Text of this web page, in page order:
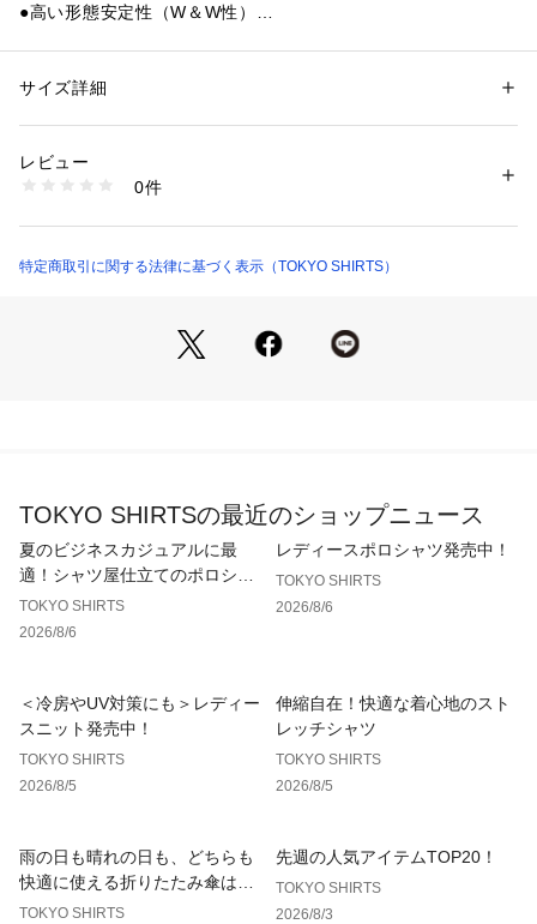
●高い形態安定性（W＆W性）
●上質な着心地
長時間着用するビジネスシーンでもきちんと感をキープ
●接触冷感
※濃色生地は色落ち・移染が発生する場合があるため、お洗濯
胸ポケット（左胸）付き（ホームベース型）
背タック・背ダーツなし
前立：裏前立仕様
【BRICK HOUSE by Tokyo Shirts/ブリックハウス バイ トウ
業界トップ水準を誇るノーアイロンの形態安定加工は自宅で洗
濯可能でお手入れ簡単！高度な縫製技術を用いた高付加価値シ
ャツでありながら選ぶことを気軽に楽しめます。
ベーシックから多様なデザインまで幅広いバリエーションで豊
富なサイズ展開で、ディテールの隅々にまで織り込んで一枚一
性別：メンズ
素材：綿100%  / 形態安定加工
商品番号：
BM01K301AA46B4V-13 （ショップ）
サイズ詳細
レビュー
0件
特定商取引に関する法律に基づく表示（TOKYO SHIRTS）
TOKYO SHIRTSの最近のショップニュース
夏のビジネスカジュアルに最
適！シャツ屋仕立てのポロシャ
ツ
TOKYO SHIRTS
2026/8/6
レディースポロシャツ発売中！
TOKYO SHIRTS
2026/8/6
＜冷房やUV対策にも＞レディー
スニット発売中！
TOKYO SHIRTS
2026/8/5
伸縮自在！快適な着心地のスト
レッチシャツ
TOKYO SHIRTS
2026/8/5
雨の日も晴れの日も、どちらも
快適に使える折りたたみ傘はこ
ちら！
TOKYO SHIRTS
先週の人気アイテムTOP20！
TOKYO SHIRTS
2026/8/3